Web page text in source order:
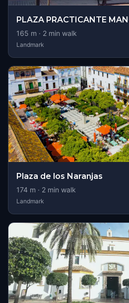
PLAZA PRACTICANTE
165 m · 2 min walk
Landmark
Plaza de los Naranjas
174 m · 2 min walk
Landmark